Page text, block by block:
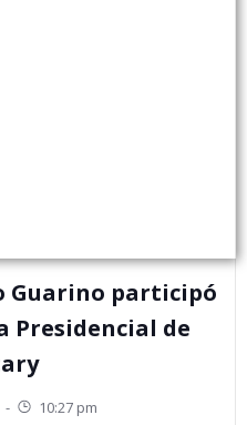
Guarino participó
Presidencial de
- 10:27 pm